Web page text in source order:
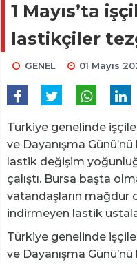
1 Mayıs’ta
lastikçiler
GENEL 01 Mayıs
Türkiye genelinde
ve Dayanışma
lastik değişim
çalıştı. Bursa başta
vatandaşların mağdur
indirmeyen lastik
Türkiye genelinde
ve Dayanışma